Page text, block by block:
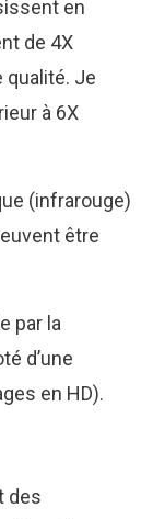
en
de 4X
qualité. Je
à 6X
(infrarouge)
être
par la
d’une
en HD).
des